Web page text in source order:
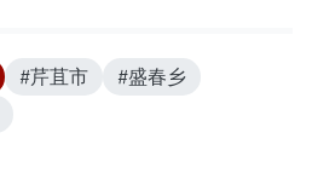
#芹苴市
#盛春乡